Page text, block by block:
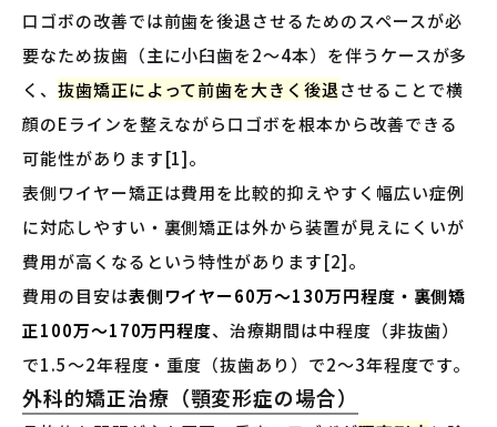
口ゴボの改善では前歯を後退させるためのスペースが必
要なため抜歯（主に小臼歯を2〜4本）を伴うケースが多
く、 抜歯矯正によって前歯を大きく後退させることで横
顔のEラインを整えながら口ゴボを根本から改善できる
可能性があります[1]。
表側ワイヤー矯正は費用を比較的抑えやすく幅広い症例
に対応しやすい・裏側矯正は外から装置が見えにくいが
費用が高くなるという特性があります[2]。
費用の目安は表側ワイヤー60万〜130万円程度・裏側矯
正100万〜170万円程度、治療期間は中程度（非抜歯）
で1.5〜2年程度・重度（抜歯あり）で2〜3年程度です。
外科的矯正治療（顎変形症の場合）